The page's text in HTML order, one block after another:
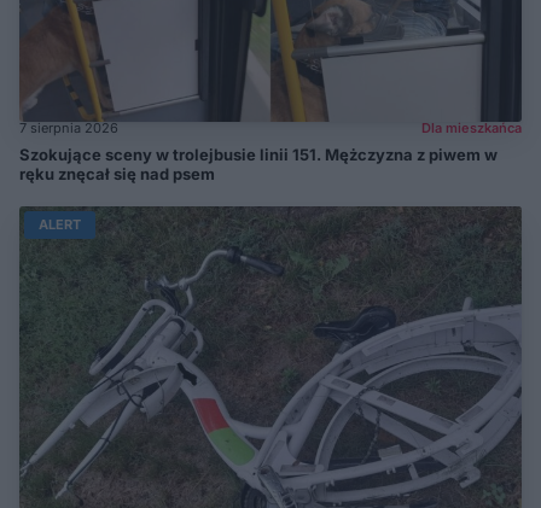
7 sierpnia 2026 Dla mieszkańca
Szokujące sceny w trolejbusie linii 151. Mężczyzna z piwem w
ręku znęcał się nad psem
ALERT